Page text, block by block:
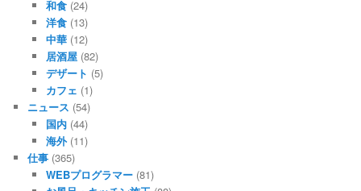
和食(24)
洋食(13)
中華(12)
居酒屋(82)
デザート (5)
カフェ (1)
ニュース (54)
国内(44)
海外(11)
仕事 (365)
WEBプログラマー(81)